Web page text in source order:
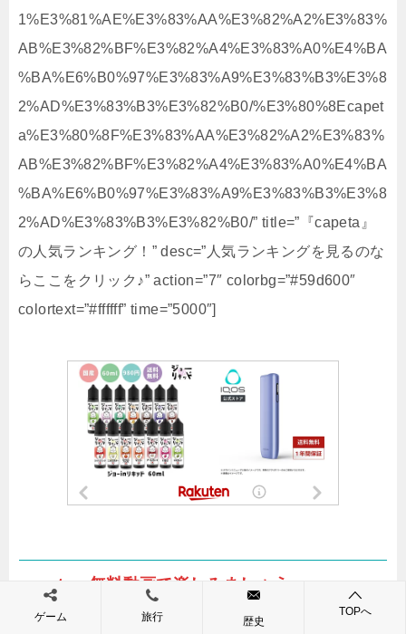
1%E3%81%AE%E3%83%AA%E3%82%A2%E3%83%
AB%E3%82%BF%E3%82%A4%E3%83%A0%E4%BA
%BA%E6%B0%97%E3%83%A9%E3%83%B3%E3%8
2%AD%E3%83%B3%E3%82%B0/%E3%80%8Ecapet
a%E3%80%8F%E3%83%AA%E3%82%A2%E3%83%
AB%E3%82%BF%E3%82%A4%E3%83%A0%E4%BA
%BA%E6%B0%97%E3%83%A9%E3%83%B3%E3%8
2%AD%E3%83%B3%E3%82%B0/” title=”『capeta』
の人気ランキング！” desc=”人気ランキングを見るのな
らここをクリック♪” action=”7″ colorbg=”#59d600″
colortext=”#ffffff” time=”5000″]
capeta 無料動画で楽しみましょう♪
ゲーム 旅行 歴史
TOPへ